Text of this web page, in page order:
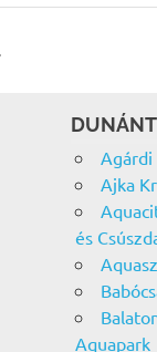
Agárdi
Ajka
és
Aquapark